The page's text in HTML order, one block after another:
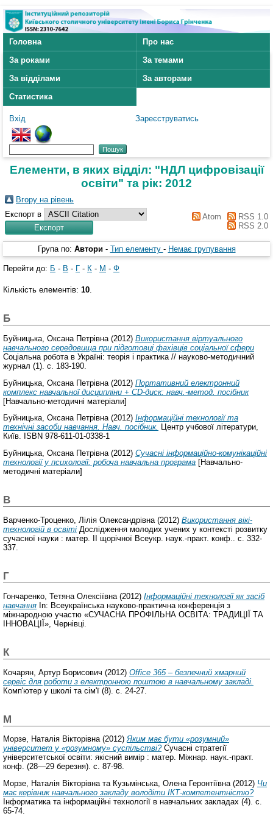
Головна
Про нас
За роками
За темами
За відділами
За авторами
Статистика
Вхід Зареєструватись
Елементи, в яких відділ: "НДЛ цифровізації
освіти" та рік: 2012
Вгору на рівень
Експорт в
Atom
RSS 1.0
RSS 2.0
Група по: Автори- Тип елементу - Немає групування
Перейти до: Б - В - Г - К - М - Ф
Кількість елементів: 10.
Б
Буйницька, Оксана Петрівна (2012) Використання віртуального
навчального середовища при підготовці фахівців соціальної сфери
Соціальна робота в Україні: теорія і практика // науково-методичний
журнал (1). с. 183-190.
Буйницька, Оксана Петрівна (2012) Портативний електронний
комплекс навчальної дисципліни + CD-диск: навч.-метод. посібник
[Навчально-методичні матеріали]
Буйницька, Оксана Петрівна(2012) Інформаційні технології та
технічні засоби навчання. Навч. посібник. Центр учбової літератури,
Київ. ISBN 978-611-01-0338-1
Буйницька, Оксана Петрівна(2012) Сучасні інформаційно-комунікаційні
технології у психології: робоча навчальна програма [Навчально-
методичні матеріали]
В
Варченко-Троценко, Лілія Олександрівна(2012) Використання вікі-
технологій в освіті Дослідження молодих учених у контексті розвитку
сучасної науки : матер. ІІ щорічної Всеукр. наук.-практ. конф.. с. 332-
337.
Г
Гончаренко, Тетяна Олексіївна (2012) Інформаційні технології як засіб
навчання In: Всеукраїнська науково-практична конференція з
міжнародною участю «СУЧАСНА ПРОФІЛЬНА ОСВІТА: ТРАДИЦІЇ ТА
ІННОВАЦІЇ», Чернівці.
К
Кочарян, Артур Борисович (2012) Office 365 – безпечний хмарний
сервіс для роботи з електронною поштою в навчальному закладі.
Комп'ютер у школі та сім'ї (8). с. 24-27.
М
Морзе, Наталія Вікторівна(2012)Яким має бути «розумний»
університет у «розумному» суспільстві?Сучасні стратегії
університетської освіти: якісний вимір : матер. Міжнар. наук.-практ.
конф. (28—29 березня). с. 87-98.
Морзе, Наталія Вікторівната Кузьмінська, Олена Геронтіївна(2012) Чи
має керівник навчального закладу володіти ІКТ-компетентністю?
Інформатика та інформаційні технології в навчальних закладах (4). с.
65-74.